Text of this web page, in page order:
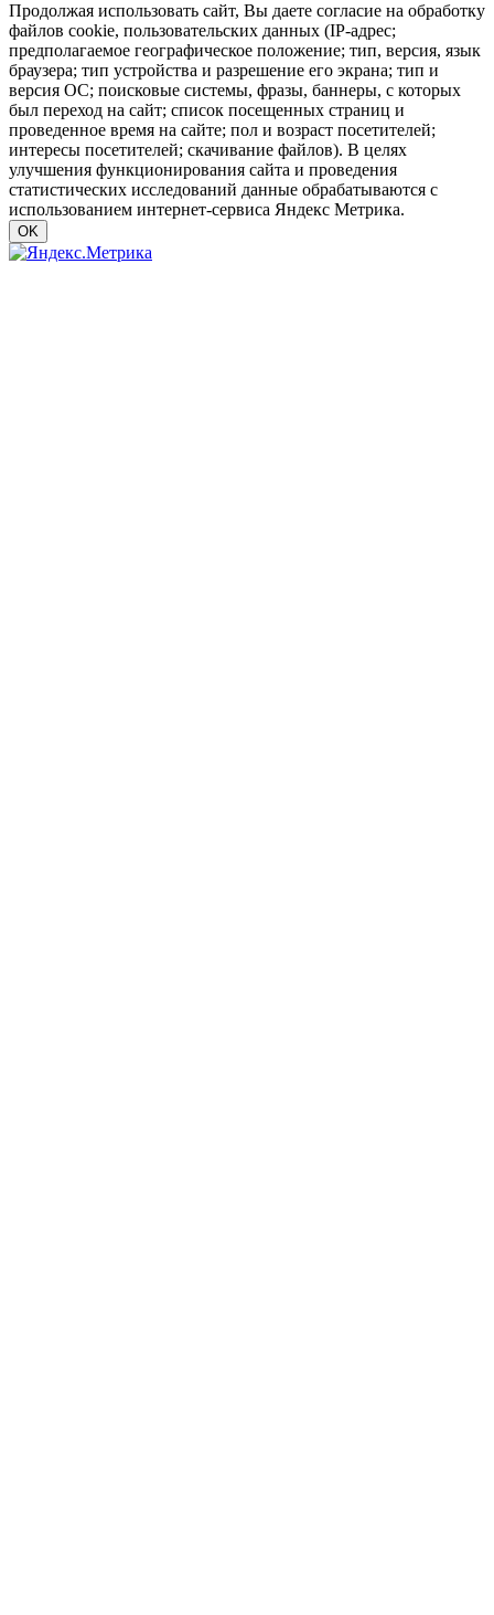
Продолжая использовать сайт, Вы даете согласие на обработку
файлов cookie, пользовательских данных (IP-адрес;
предполагаемое географическое положение; тип, версия, язык
браузера; тип устройства и разрешение его экрана; тип и
версия ОС; поисковые системы, фразы, баннеры, с которых
был переход на сайт; список посещенных страниц и
проведенное время на сайте; пол и возраст посетителей;
интересы посетителей; скачивание файлов). В целях
улучшения функционирования сайта и проведения
статистических исследований данные обрабатываются с
использованием интернет-сервиса Яндекс Метрика.
OK